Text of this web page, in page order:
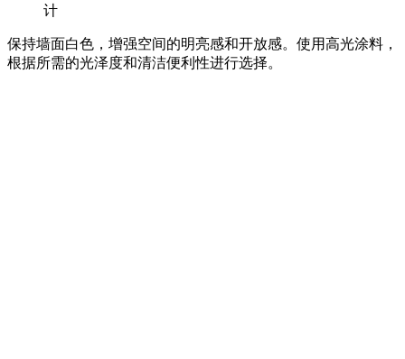
计
保持墙面白色，增强空间的明亮感和开放感。使用高光涂料，
根据所需的光泽度和清洁便利性进行选择。